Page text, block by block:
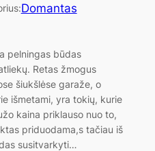
Domantas
pelningas būdas
Retas žmogus
šiukšlėse garaže, o
išmetami, yra tokių, kurie
kaina priklauso nuo to,
priduodama,s tačiau iš
susitvarkyti…